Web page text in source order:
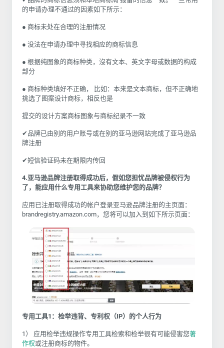
的申请办理不通过的因素如下所示：
● 商标未处在合理的注册情况
● 没法在申请办理中寻找相应的商标信息
● 根据纯图象的商标种类，沒有文本、英文字母或数据的构成
部分
● 商标种类填好不正确， 比如：本来是文本商标，但不正确地
挑选了图案设计商标，相反也是
提交的设计方案商标图象与商标纪录不一致
✔品牌已由别的用户账号或在别的亚马逊网站完成了亚马逊品
牌注册
✔短信验证码未在期限内传回
4.亚马逊品牌注册取得成功后，假如您担忧品牌被侵权行为
了，能应用什么专用工具来协助您维护您的品牌？
应用已注册取得成功的帐户登录亚马逊品牌注册的主页面：
brandregistry.amazon.com，您将可以加入到如下所示页面：
专用工具1：检举违背、 专利权（IP）的个人行为
1） 应用检举违规操作专用工具检索和检举很有可能侵害您著
作权或注册商标的物件。